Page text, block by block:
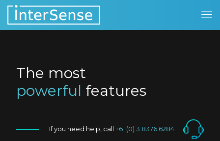
The most
powerful features
If you need help, call +61 (0) 3 8376 6284